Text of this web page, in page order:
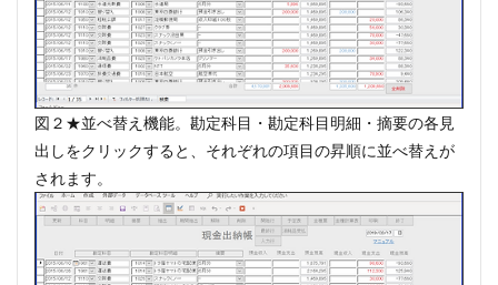
図２★並べ替え機能。​勘定科目・勘定科目明細・摘要の各見
出しをクリックすると、それぞれの項目の昇順に並べ替えが
されます。
#bach #片山俊幸
#bach、 #cantata、 #片山t俊幸
#balbastre
#ballet
#baroque #bach
#baroque #bach #cantata #片山俊幸
#baroque#bach
#bartoli
#bassocontinuo
#blavet
#boysoprano
#classic #Brüggen
#brunodesá
#buxtehude
#canon
#cantata #charpentier
#chopin #chorale
#kaiser
#Kirnberger
#vivaldi #sopranista
#quantz